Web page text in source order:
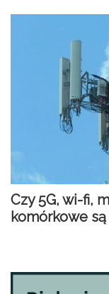
Czy 5G, wi-fi,
komórkowe